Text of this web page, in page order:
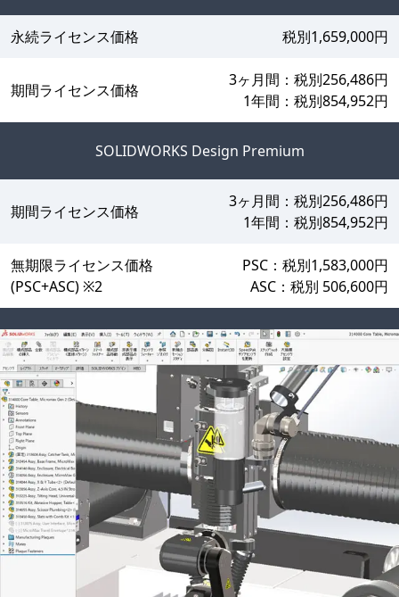
永続ライセンス価格 税別1,659,000円
期間ライセンス価格
3ヶ月間：税別256,486円
1年間：税別854,952円
SOLIDWORKS Design Premium
期間ライセンス価格
3ヶ月間：税別256,486円
1年間：税別854,952円
無期限ライセンス価格
(PSC+ASC) ※2
PSC：税別1,583,000円
ASC：税別 506,600円